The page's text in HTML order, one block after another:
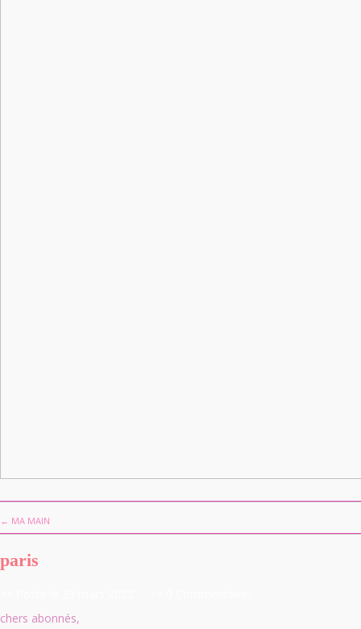
← MA MAIN
paris
chers abonnés,